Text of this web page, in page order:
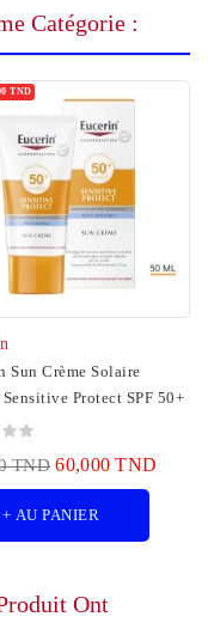
Catégorie :
TND
Sun Crème Solaire
Protect SPF 50+
TND 60,000 TND
+ AU PANIER
Ont